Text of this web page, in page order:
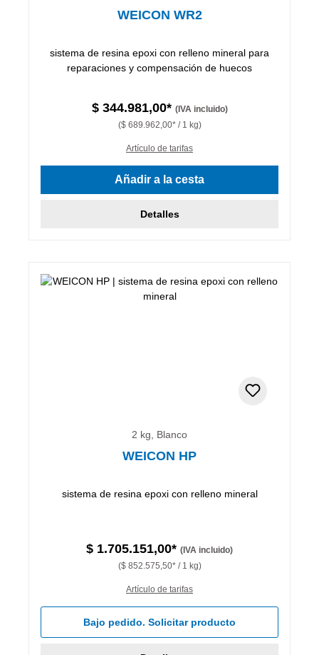
WEICON WR2
sistema de resina epoxi con relleno mineral para
reparaciones y compensación de huecos
$ 344.981,00* (IVA incluido)
($ 689.962,00* / 1 kg)
Artículo de tarifas
Añadir a la cesta
Detalles
2 kg, Blanco
WEICON HP
sistema de resina epoxi con relleno mineral
$ 1.705.151,00* (IVA incluido)
($ 852.575,50* / 1 kg)
Artículo de tarifas
Bajo pedido. Solicitar producto